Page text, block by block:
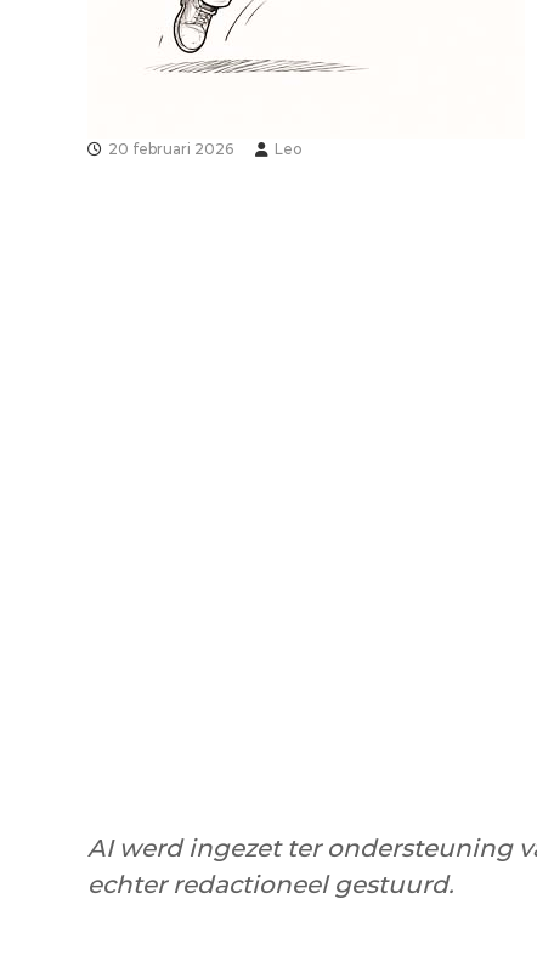
20 februari 2026 Leo
AI werd ingezet ter ondersteuning
echter redactioneel gestuurd.